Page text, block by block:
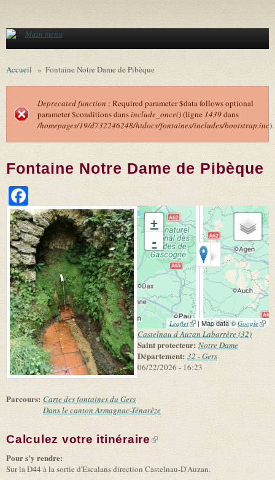
Main menu
Accueil » Fontaine Notre Dame de Pibèque
Message d'erreur
Deprecated function : Required parameter $data follows optional
parameter $conditions dansinclude_once()(ligne 1439dans
/homepages/19/d732246248/htdocs/fontaines/includes/bootstrap.inc).
Fontaine Notre Dame de Pibèque
+
-
Leaflet(link is external)
| Map data © Google(link
Castelnau d Auzan Labarrère (32)
Saint protecteur: Notre Dame
Département: 32 - Gers
06/22/2026 - 16:23
Parcours: Carte des fontaines du Gers
Dans le canton Armagnac-Ténarèze
Calculez votre itinéraire(link is external)
Pour s'y rendre:
Sur la D44 à la sortie d'Escalans direction Castelnau-D'Auzan.